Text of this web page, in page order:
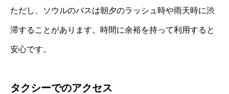
ただし、ソウルのバスは朝夕のラッシュ時や雨天時に渋
滞することがあります。時間に余裕を持って利用すると
安心です。
タクシーでのアクセス